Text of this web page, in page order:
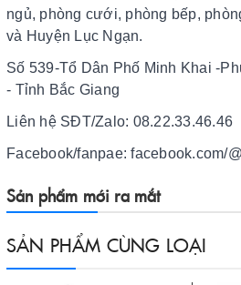
ngủ, phòng cưới, phòng bếp,
và Huyện Lục Ngạn.
Số 539-Tổ Dân Phố Minh Khai -
- Tỉnh Bắc Giang
Liên hệ SĐT/Zalo: 08.22.33.46.46
Facebook/fanpae: facebook.com/
Sản phẩm mới ra mắt
SẢN PHẨM CÙNG LOẠI